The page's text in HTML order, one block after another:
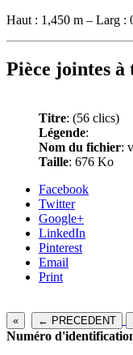
Haut : 1,450 m – Larg :
Pièce jointes à
Titre: (56 clics)
Légende:
Nom du fichier:
Taille: 676 Ko
Facebook
Twitter
Google+
LinkedIn
Pinterest
Email
Print
« ← PRECEDENT
Numéro